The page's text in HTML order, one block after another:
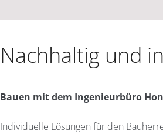
Nachhaltig und
Bauen mit dem Ingenieurbüro
Individuelle Lösungen für den